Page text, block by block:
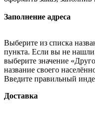
Заполнение адреса
Выберите из списка
пункта. Если вы не
выберите значение
название своего
Введите правильный
Доставка